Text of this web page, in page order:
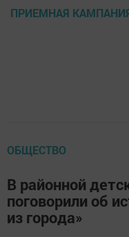
ПРИЕМНАЯ
ОБЩЕСТВО
В районной
поговорили об
из города»